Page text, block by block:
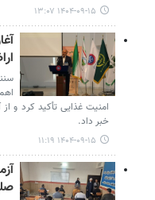
۱۴۰۴-۰۹-۱۵ ۱۳:۰۷
خبر داد.
۱۴۰۴-۰۹-۱۵ ۱۱:۱۹